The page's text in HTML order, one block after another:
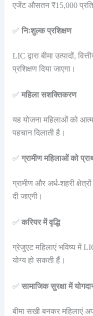
एजेंट औसतन ₹15,000
✅ निःशुल्क प्रशिक्षण
LIC द्वारा बीमा उत्पादों,
प्रशिक्षण दिया जाएगा।
✅ महिला सशक्तिकरण
यह योजना महिलाओं को
पहचान दिलाती है।
✅ ग्रामीण महिलाओं को
ग्रामीण और अर्ध-शहरी
दी जाएगी।
✅ करियर में वृद्धि
ग्रेजुएट महिलाएं भविष्य में
योग्य हो सकती हैं।
✅ सामाजिक सुरक्षा में
बीमा सखी बनकर महिलाएं